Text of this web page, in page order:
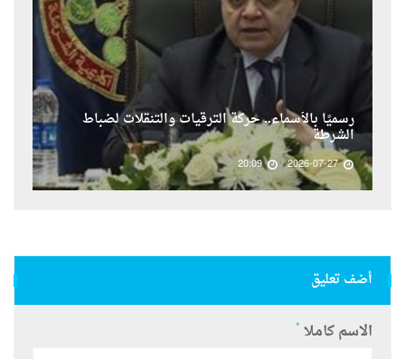
رسميًا بالأسماء.. حركة الترقيات والتنقلات لضباط
الشرطة
2026-07-27
20:09
أضف تعليق
الاسم كاملا *